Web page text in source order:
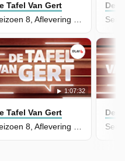
Tafel Van Gert
Seizoen 8, Aflevering 76
1:07:32
Tafel Van Gert
De
De